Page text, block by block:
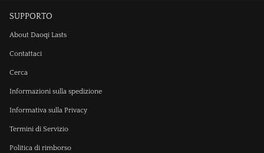
SUPPORTO
About Daoqi Lasts
Contattaci
Cerca
Informazioni sulla spedizione
Informativa sulla Privacy
Termini di Servizio
Politica di rimborso